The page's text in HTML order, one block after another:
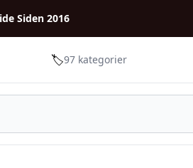
Siden 2016
🏷️97 kategorier